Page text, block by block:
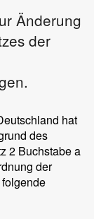
Änderung
der
hat
des
2 Buchstabe a
der